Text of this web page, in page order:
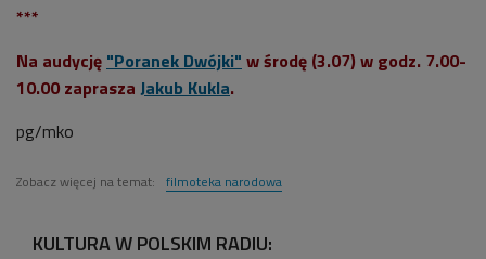
***
Na audycję "Poranek Dwójki" w środę (3.07) w godz. 7.00-
10.00 zaprasza Jakub Kukla.
pg/mko
Zobacz więcej na temat: filmoteka narodowa
KULTURA W POLSKIM RADIU: